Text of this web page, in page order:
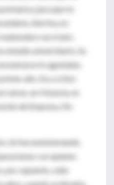
y jura que no
Aún hoy no
en el aire.
estudio universitario. Su
lo agobiaba.
año. Eso sí, hizo
Letras, en Historia, en
de Empresa. No
Se fue ensimismando.
con quienes
por supuesto, salía